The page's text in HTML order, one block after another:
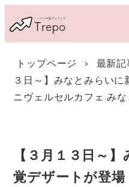
イ
トップページ 最新記
３日～】みなとみらい
ニヴェルセルカフェ み
【３月１３日～
覚デザートが登